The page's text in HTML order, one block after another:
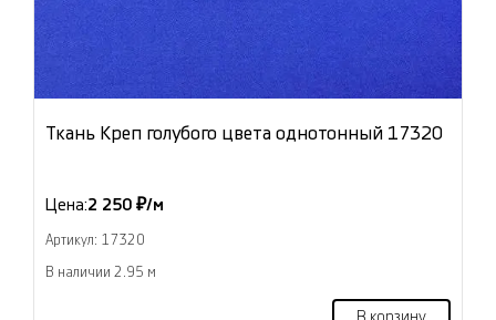
Ткань Креп голубого цвета однотонный 17320
Цена:2 250 ₽/м
Артикул: 17320
В наличии 2.95 м